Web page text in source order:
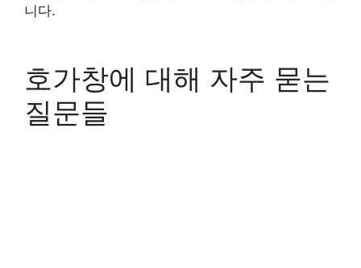
니다.
호가창에 대해 자주 묻는
질문들